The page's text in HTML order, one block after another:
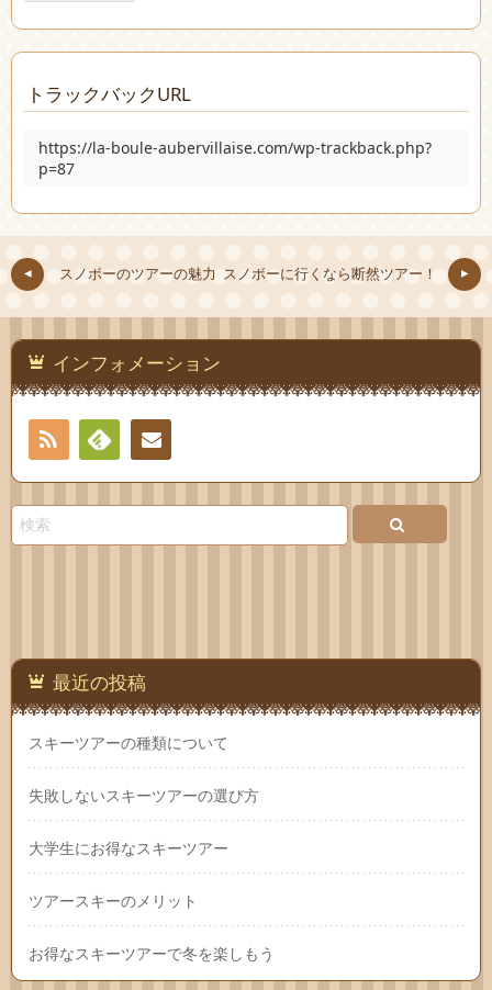
トラックバックURL
https://la-boule-aubervillaise.com/wp-trackback.php?
p=87
スノボーのツアーの魅力 スノボーに行くなら断然ツアー！
インフォメーション
RSS
Feedlyお問
最近の投稿
スキーツアーの種類について
失敗しないスキーツアーの選び方
大学生にお得なスキーツアー
ツアースキーのメリット
お得なスキーツアーで冬を楽しもう